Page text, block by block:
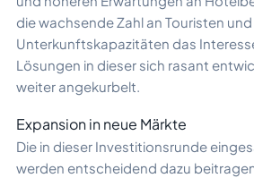
die wachsende Zahl an Touristen und
Unterkunftskapazitäten das
Lösungen in dieser sich rasant
weiter angekurbelt.
Expansion in neue Märkte
Die in dieser Investitionsrunde
werden entscheidend dazu